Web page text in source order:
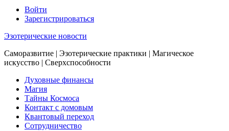
Войти
Зарегистрироваться
Эзотерические новости
Саморазвитие | Эзотерические практики | Магическое
искусство | Сверхспособности
Духовные финансы
Магия
Тайны Космоса
Контакт с домовым
Квантовый переход
Сотрудничество